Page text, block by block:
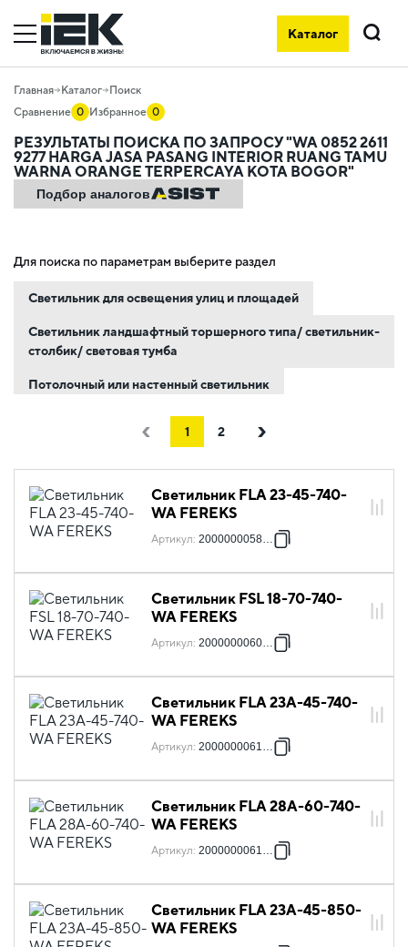
Каталог
Главная Каталог
Поиск
Сравнение 0 Избранное 0
РЕЗУЛЬТАТЫ ПОИСКА ПО ЗАПРОСУ "WA 0852 2611
9277 HARGA JASA PASANG INTERIOR RUANG TAMU
WARNA ORANGE TERPERCAYA KOTA BOGOR"
Подбор аналогов
Для поиска по параметрам выберите раздел
Светильник для освещения улиц и площадей
Светильник ландшафтный торшерного типа/ светильник-
столбик/ световая тумба
Потолочный или настенный светильник
1 2
Светильник FLA 23-45-740-
WA FEREKS
Артикул: 2000000058528
Светильник FSL 18-70-740-
WA FEREKS
Артикул: 2000000060552
Светильник FLA 23A-45-740-
WA FEREKS
Артикул: 2000000061788
Светильник FLA 28A-60-740-
WA FEREKS
Артикул: 2000000061832
Светильник FLA 23A-45-850-
WA FEREKS